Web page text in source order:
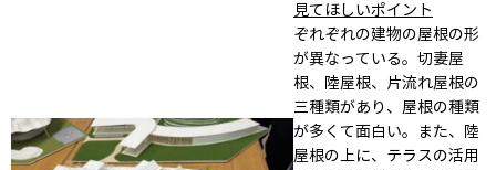
見てほしいポイント
ぞれぞれの建物の屋根の形
が異なっている。切妻屋
根、陸屋根、片流れ屋根の
三種類があり、屋根の種類
が多くて面白い。また、陸
屋根の上に、テラスの活用